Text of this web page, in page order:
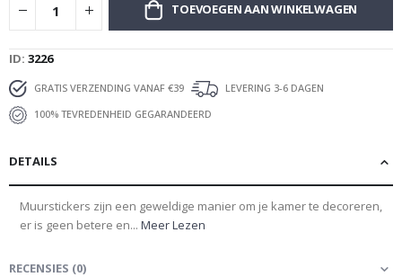
TOEVOEGEN AAN WINKELWAGEN
ID 3226
GRATIS VERZENDING VANAF €39
LEVERING 3-6 DAGEN
100% TEVREDENHEID GEGARANDEERD
DETAILS
Muurstickers zijn een geweldige manier om je kamer te decoreren,
er is geen betere en... Meer Lezen
RECENSIES (0)